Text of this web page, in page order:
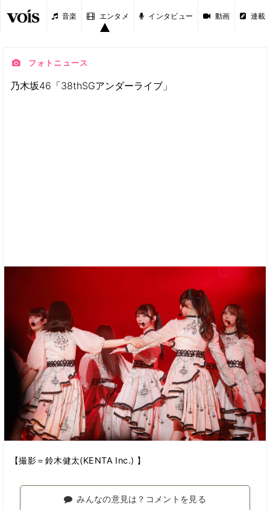
音楽 エンタメ インタビュー 動画 連載
フォトニュース
乃木坂46「38thSGアンダーライブ」
【撮影＝鈴木健太(KENTA Inc.) 】
みんなの意見は？コメントを見る